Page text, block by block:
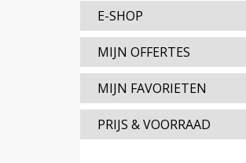
E-SHOP
MIJN OFFERTES
MIJN FAVORIETEN
PRIJS & VOORRAAD